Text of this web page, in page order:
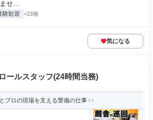
せ...
験歓迎 +23個
気になる
ールスタッフ(24時間当務)
プロの現場を支える警備の仕事